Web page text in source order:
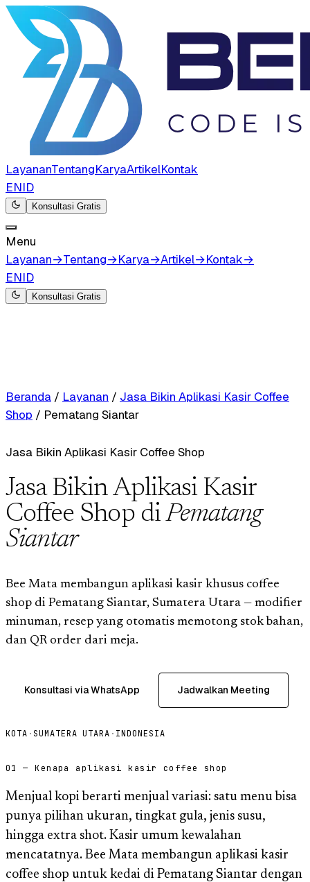
LayananTentangKaryaArtikelKontak
ENID
Konsultasi Gratis
Menu
Layanan→Tentang→Karya→Artikel→Kontak→
ENID
Konsultasi Gratis
Beranda / Layanan / Jasa Bikin Aplikasi Kasir Coffee
Shop / Pematang Siantar
Jasa Bikin Aplikasi Kasir Coffee Shop
Jasa Bikin Aplikasi Kasir
Coffee Shop diPematang
Siantar
Bee Mata membangun aplikasi kasir khusus coffee
shop di Pematang Siantar, Sumatera Utara — modifier
minuman, resep yang otomatis memotong stok bahan,
dan QR order dari meja.
Konsultasi via WhatsApp Jadwalkan Meeting
KOTA · SUMATERA UTARA · INDONESIA
01 — Kenapa aplikasi kasir coffee shop
Menjual kopi berarti menjual variasi: satu menu bisa
punya pilihan ukuran, tingkat gula, jenis susu,
hingga extra shot. Kasir umum kewalahan
mencatatnya. Bee Mata membangun aplikasi kasir
coffee shop untuk kedai di Pematang Siantar dengan